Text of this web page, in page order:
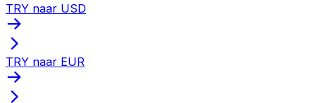
TRY naar USD
TRY naar EUR